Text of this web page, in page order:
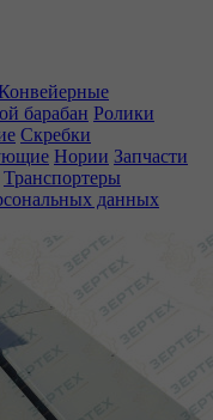
барабан Ролики
Скребки
Нории Запчасти
Транспортеры
данных